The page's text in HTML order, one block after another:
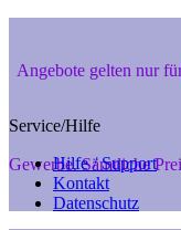
Angebote gelten nur
Gewerbe. Sämtliche
Service/Hilfe
Hilfe / Support
Kontakt
Datenschutz